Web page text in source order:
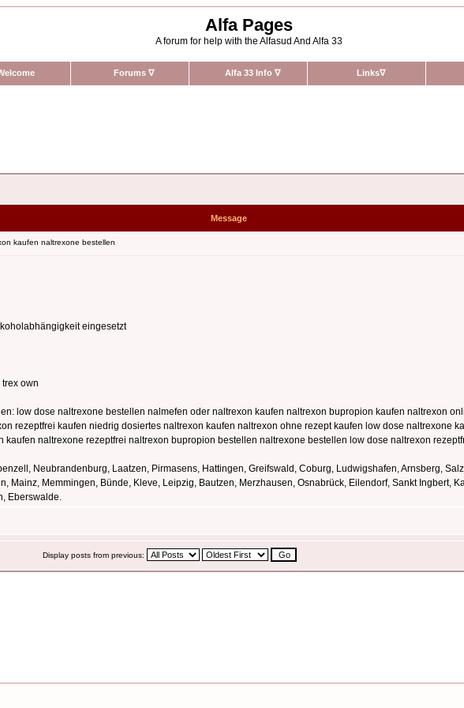
Alfa Pages
A forum for help with the Alfasud And Alfa 33
Forums ∇ Alfa 33 Info ∇ Links∇
Message
kaufen naltrexone bestellen
eingesetzt
own
low dose naltrexone bestellen nalmefen oder naltrexon kaufen naltrexon bupropion kaufen naltrexon
rezeptfrei kaufen niedrig dosiertes naltrexon kaufen naltrexon ohne rezept kaufen low dose naltrexone
naltrexone rezeptfrei naltrexon bupropion bestellen naltrexone bestellen low dose naltrexon
Neubrandenburg, Laatzen, Pirmasens, Hattingen, Greifswald, Coburg, Ludwigshafen, Arnsberg,
Mainz, Memmingen, Bünde, Kleve, Leipzig, Bautzen, Merzhausen, Osnabrück, Eilendorf, Sankt Ingbert,
Eberswalde.
Display posts from previous: